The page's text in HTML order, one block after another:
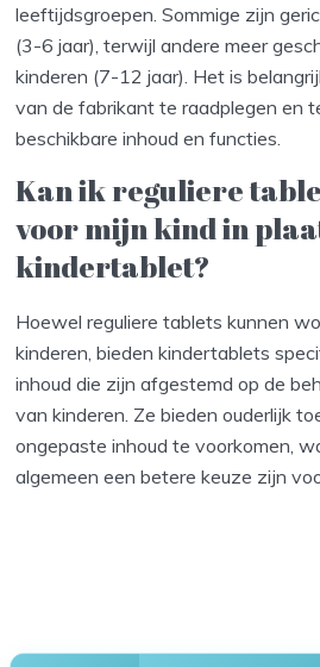
leeftijdsgroepen. Sommige zijn
(3-6 jaar), terwijl andere meer
kinderen (7-12 jaar). Het is
van de fabrikant te raadplegen en
beschikbare inhoud en functies.
Kan ik reguliere
voor mijn kind in
kindertablet?
Hoewel reguliere tablets kunnen
kinderen, bieden kindertablets
inhoud die zijn afgestemd op de
van kinderen. Ze bieden ouderlijk
ongepaste inhoud te voorkomen,
algemeen een betere keuze zijn